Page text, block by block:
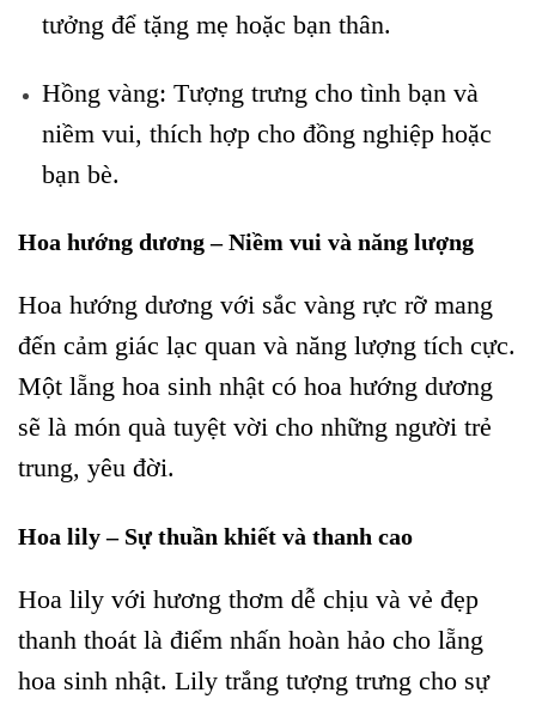
tưởng để tặng mẹ hoặc bạn thân.
Hồng vàng: Tượng trưng cho tình bạn và
niềm vui, thích hợp cho đồng nghiệp hoặc
bạn bè.
Hoa hướng dương – Niềm vui và năng lượng
Hoa hướng dương với sắc vàng rực rỡ mang
đến cảm giác lạc quan và năng lượng tích cực.
Một lẵng hoa sinh nhật có hoa hướng dương
sẽ là món quà tuyệt vời cho những người trẻ
trung, yêu đời.
Hoa lily – Sự thuần khiết và thanh cao
Hoa lily với hương thơm dễ chịu và vẻ đẹp
thanh thoát là điểm nhấn hoàn hảo cho lẵng
hoa sinh nhật. Lily trắng tượng trưng cho sự